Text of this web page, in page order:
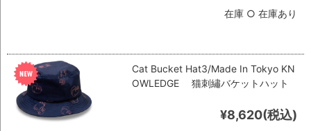
在庫 ○ 在庫あり
Cat Bucket Hat3/Made In Tokyo KN
OWLEDGE 猫刺繡バケットハット
¥8,620(税込)